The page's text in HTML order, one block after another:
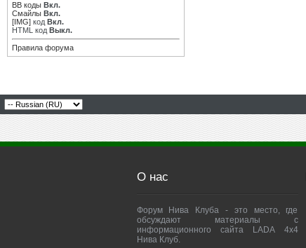
BB коды Вкл.
Смайлы Вкл.
[IMG] код Вкл.
HTML код Выкл.
Правила форума
О нас
Форум Нива Клуба - это место, где
обсуждают материалы с
информационного сайта LADA 4x4
Нива Клуб.